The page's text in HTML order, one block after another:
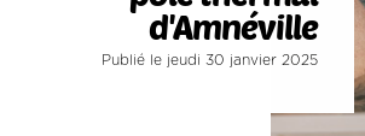
d'Amnéville
Publié le jeudi 30 janvier 2025